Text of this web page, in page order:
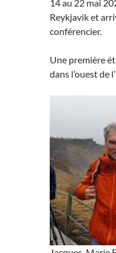
14 au 22 mai
Reykjavik et
conférencier.
Une première
dans l’ouest de